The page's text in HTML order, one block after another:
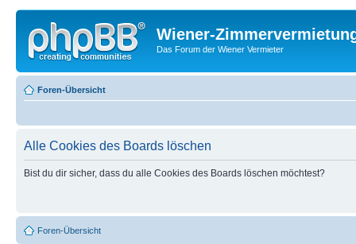
Wiener-
Das Forum der Wiener Vermieter
Foren-Übersicht
Alle Cookies des Boards löschen
Bist du dir sicher, dass du alle Cookies des Boards löschen möchtest?
Foren-Übersicht